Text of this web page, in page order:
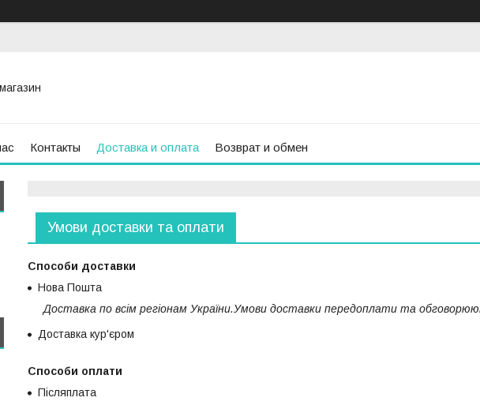
Контакты Доставка и оплата Возврат и обмен
Умови доставки та оплати
Способи доставки
Нова Пошта
Доставка по всім регіонам України.Умови доставки передоплати та
Доставка кур'єром
Способи оплати
Післяплата